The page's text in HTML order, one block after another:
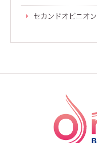
セカンドオピニオン